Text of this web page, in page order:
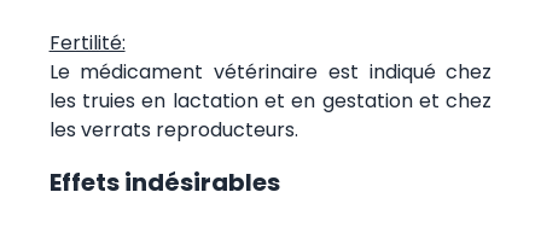
Fertilité:
Le médicament vétérinaire est indiqué chez
les truies en lactation et en gestation et chez
les verrats reproducteurs.
Effets indésirables